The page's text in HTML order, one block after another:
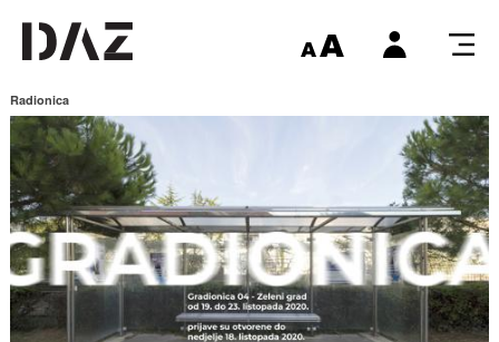
Radionica